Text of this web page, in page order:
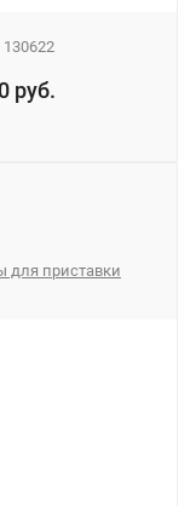
130622
руб.
для приставки